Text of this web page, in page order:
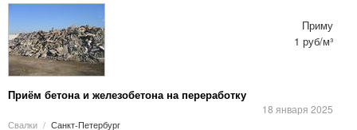
Приём бетона и железобетона на переработку
18 января 2025
Свалки / Санкт-Петербург
Приму
1 руб/м³